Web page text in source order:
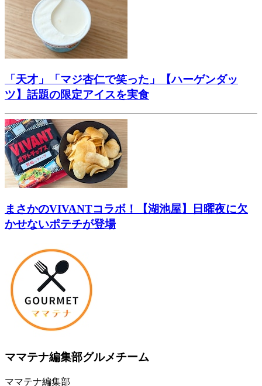
「天才」「マジ杏仁で笑った」【ハーゲンダッ
ツ】話題の限定アイスを実食
まさかのVIVANTコラボ！【湖池屋】日曜夜に欠
かせないポテチが登場
ママテナ編集部グルメチーム
ママテナ編集部